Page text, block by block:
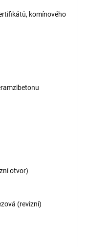
komínového
otvor)
(revizní)